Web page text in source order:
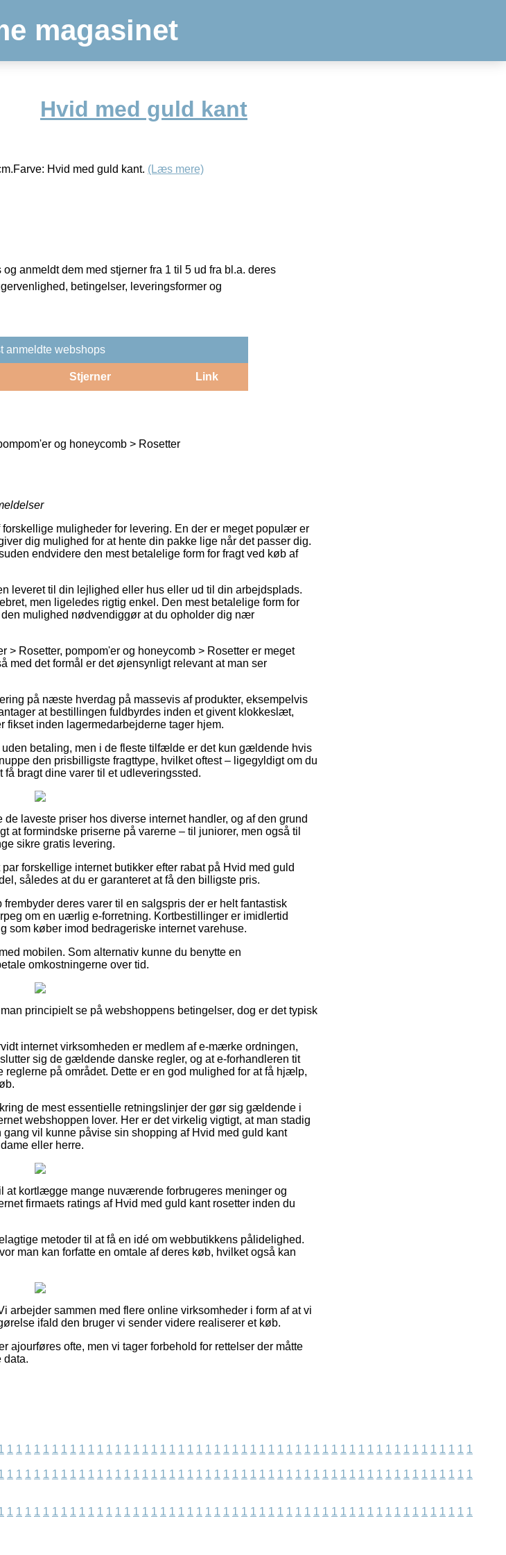
magasinet
Hvid med guld kant
Hvid med guld kant. (Læs mere)
anmeldt dem med stjerner fra 1 til 5 ud fra bl.a. deres
betingelser, leveringsformer og
anmeldte webshops
Stjerner Link
og honeycomb > Rosetter
muligheder for levering. En der er meget populær er
dig mulighed for at hente din pakke lige når det passer dig.
endvidere den mest betalelige form for fragt ved køb af
leveret til din lejlighed eller hus eller ud til din arbejdsplads.
men ligeledes rigtig enkel. Den mest betalelige form for
mulighed nødvendiggør at du opholder dig nær
> Rosetter, pompom'er og honeycomb > Rosetter er meget
med det formål er det øjensynligt relevant at man ser
på næste hverdag på massevis af produkter, eksempelvis
at bestillingen fuldbyrdes inden et givent klokkeslæt,
fikset inden lagermedarbejderne tager hjem.
betaling, men i de fleste tilfælde er det kun gældende hvis
den prisbilligste fragttype, hvilket oftest – ligegyldigt om du
bragt dine varer til et udleveringssted.
laveste priser hos diverse internet handler, og af den grund
at formindske priserne på varerne – til juniorer, men også til
sikre gratis levering.
forskellige internet butikker efter rabat på Hvid med guld
således at du er garanteret at få den billigste pris.
deres varer til en salgspris der er helt fantastisk
om en uærlig e-forretning. Kortbestillinger er imidlertid
som køber imod bedrageriske internet varehuse.
mobilen. Som alternativ kunne du benytte en
omkostningerne over tid.
principielt se på webshoppens betingelser, dog er det typisk
internet virksomheden er medlem af e-mærke ordningen,
sig de gældende danske regler, og at e-forhandleren tit
på området. Dette er en god mulighed for at få hjælp,
de mest essentielle retningslinjer der gør sig gældende i
webshoppen lover. Her er det virkelig vigtigt, at man stadig
vil kunne påvise sin shopping af Hvid med guld kant
eller herre.
at kortlægge mange nuværende forbrugeres meninger og
firmaets ratings af Hvid med guld kant rosetter inden du
metoder til at få en idé om webbutikkens pålidelighed.
man kan forfatte en omtale af deres køb, hvilket også kan
arbejder sammen med flere online virksomheder i form af at vi
ifald den bruger vi sender videre realiserer et køb.
ajourføres ofte, men vi tager forbehold for rettelser der måtte
data.
1 1 1 1 1 1 1 1 1 1 1 1 1 1 1 1 1 1 1 1 1 1 1 1 1 1 1 1 1 1 1 1 1 1 1 1 1 1 1 1 1 1 1 1 1 1 1 1 1 1 1 1
1 1 1 1 1 1 1 1 1 1 1 1 1 1 1 1 1 1 1 1 1 1 1 1 1 1 1 1 1 1 1 1 1 1 1 1 1 1 1 1 1 1 1 1 1 1 1 1 1 1 1 1
1 1 1 1 1 1 1 1 1 1 1 1 1 1 1 1 1 1 1 1 1 1 1 1 1 1 1 1 1 1 1 1 1 1 1 1 1 1 1 1 1 1 1 1 1 1 1 1 1 1 1 1